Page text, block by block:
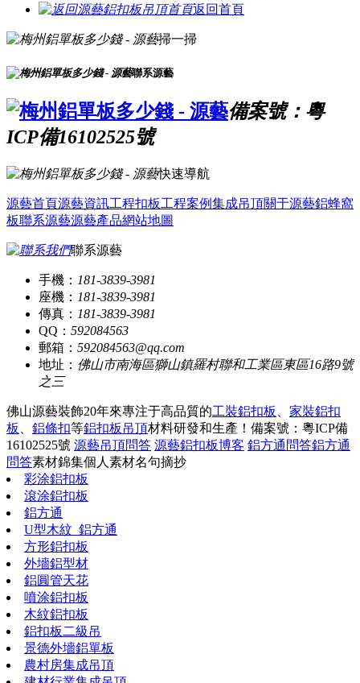
返回首頁
掃一掃
聯系源藝
備案號：粵
ICP備16102525號
快速導航
源藝首頁源藝資訊工程扣板工程案例集成吊頂關于源藝鋁蜂窩
板聯系源藝源藝產品網站地圖
聯系源藝
手機： 181-3839-3981
座機： 181-3839-3981
傳真： 181-3839-3981
QQ： 592084563
郵箱： 592084563@qq.com
地址： 佛山市南海區獅山鎮羅村聯和工業區東區16路9號
之三
佛山源藝裝飾20年來專注于高品質的工裝鋁扣板
家裝鋁扣
板
鋁條扣等鋁扣板吊頂材料研發和生產！ 備案號：粵ICP備
16102525號 源藝吊頂問答 源藝鋁扣板博客 鋁方通問答鋁方通
問答素材錦集個人素材名句摘抄
彩涂鋁扣板
滾涂鋁扣板
鋁方通
U型木紋_鋁方通
方形鋁扣板
外墻鋁型材
鋁圓管天花
噴涂鋁扣板
木紋鋁扣板
鋁扣板二級吊
景德外墻鋁單板
農村房集成吊頂